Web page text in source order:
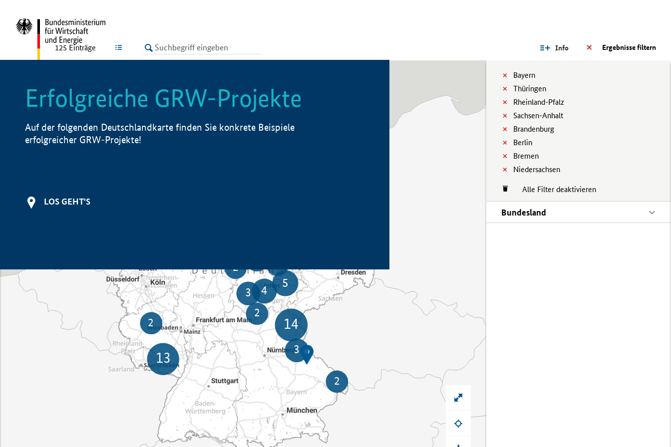
LISTE Ergebnisse filtern
Info
Bayern
Thüringen
Rheinland-Pfalz
Sachsen-Anhalt
Brandenburg
Berlin
Bremen
Niedersachsen
Alle Filter deaktivieren
Bundesland
125 Einträge
Erfolgreiche GRW-Projekte
Auf der folgenden Deutschlandkarte finden Sie konkrete Beispiele
erfolgreicher GRW-Projekte!
LOS GEHT'S